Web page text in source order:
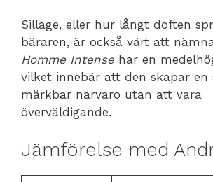
Sillage, eller hur långt doften
bäraren, är också värt att
Homme Intense har en
vilket innebär att den skapar en
märkbar närvaro utan att vara
överväldigande.
Jämförelse med